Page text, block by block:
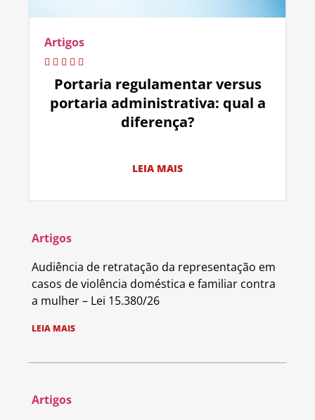
Artigos
Portaria regulamentar versus
portaria administrativa: qual a
diferença?
LEIA MAIS
Artigos
Audiência de retratação da representação em
casos de violência doméstica e familiar contra
a mulher – Lei 15.380/26
LEIA MAIS
Artigos